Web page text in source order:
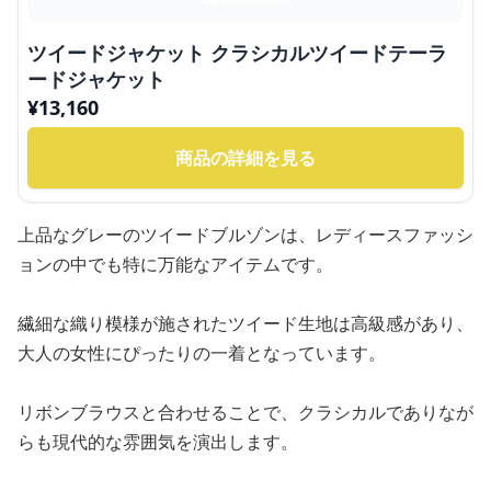
ツイードジャケット クラシカルツイードテーラ
ードジャケット
¥13,160
商品の詳細を見る
上品なグレーのツイードブルゾンは、レディースファッシ
ョンの中でも特に万能なアイテムです。
繊細な織り模様が施されたツイード生地は高級感があり、
大人の女性にぴったりの一着となっています。
リボンブラウスと合わせることで、クラシカルでありなが
らも現代的な雰囲気を演出します。